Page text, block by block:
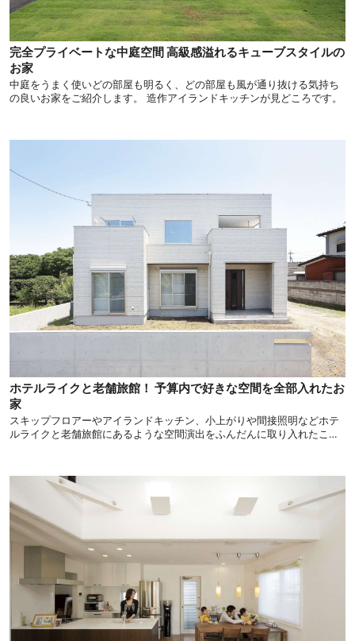
完全プライベートな中庭空間 高級感溢れるキューブスタイルの
お家
中庭をうまく使いどの部屋も明るく、どの部屋も風が通り抜ける気持ち
の良いお家をご紹介します。 造作アイランドキッチンが見どころです。
ホテルライクと老舗旅館！ 予算内で好きな空間を全部入れたお
家
スキップフロアーやアイランドキッチン、小上がりや間接照明などホテ
ルライクと老舗旅館にあるような空間演出をふんだんに取り入れたこだ